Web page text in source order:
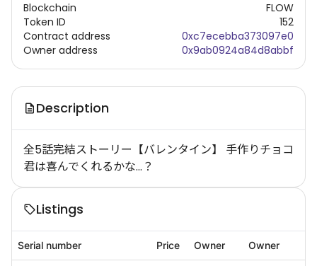
Blockchain
Token ID
Contract address
Owner address
FLOW
152
0xc7ecebba373097e0
0x9ab0924a84d8abbf
Description
全5話完結ストーリー【バレンタイン】 手作りチョコ
君は喜んでくれるかな…？
Listings
Serial number Price Owner Owner